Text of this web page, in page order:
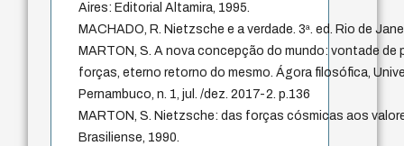
Aires: Editorial Altamira, 1995.
MACHADO, R. Nietzsche e a verdade. 3ª. ed. Rio de
MARTON, S. A nova concepção do mundo: vontade de
forças, eterno retorno do mesmo. Ágora filosófica,
Pernambuco, n. 1, jul. /dez. 2017-2. p.136
MARTON, S. Nietzsche: das forças cósmicas aos
Brasiliense, 1990.